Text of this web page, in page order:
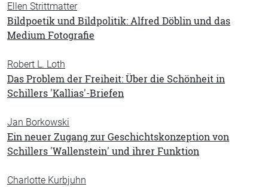
Ellen Strittmatter
Bildpoetik und Bildpolitik: Alfred Döblin und das
Medium Fotografie
Robert L. Loth
Das Problem der Freiheit: Über die Schönheit in
Schillers 'Kallias'-Briefen
Jan Borkowski
Ein neuer Zugang zur Geschichtskonzeption von
Schillers 'Wallenstein' und ihrer Funktion
Charlotte Kurbjuhn